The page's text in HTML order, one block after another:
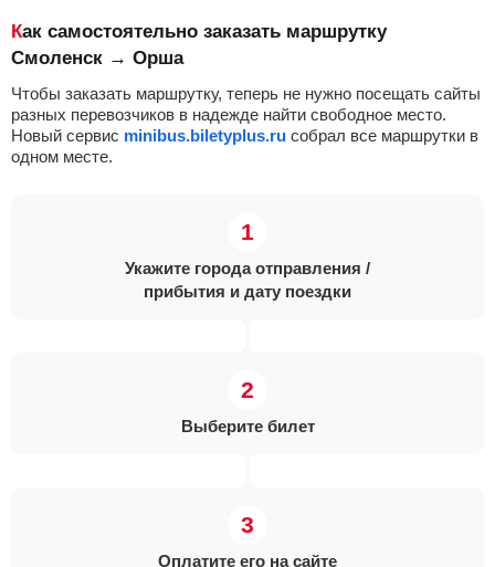
Как самостоятельно заказать маршрутку
Смоленск → Орша
Чтобы заказать маршрутку, теперь не нужно посещать сайты
разных перевозчиков в надежде найти свободное место.
Новый сервис minibus.biletyplus.ru собрал все маршрутки в
одном месте.
Укажите города отправления /
прибытия и дату поездки
Выберите билет
Оплатите его на сайте